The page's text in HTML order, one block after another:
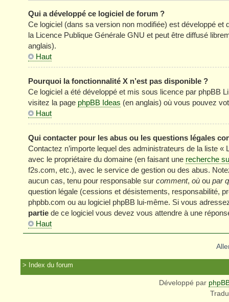
Qui a développé ce logiciel de forum ?
Ce logiciel (dans sa version non modifiée) est développé et
la Licence Publique Générale GNU et peut être diffusé
anglais).
Haut
Pourquoi la fonctionnalité X n’est pas disponible ?
Ce logiciel a été développé et mis sous licence par phpBB
visitez la page phpBB Ideas (en anglais) où vous pouvez
Haut
Qui contacter pour les abus ou les questions légales
Contactez n’importe lequel des administrateurs de la liste
avec le propriétaire du domaine (en faisant une recherche
f2s.com, etc.), avec le service de gestion ou des abus.
aucun cas, tenu pour responsable sur comment, où ou par
question légale (cessions et désistements, responsabilité,
phpbb.com ou au logiciel phpBB lui-même. Si vous
partie de ce logiciel vous devez vous attendre à une
Haut
Index du forum
Développé par